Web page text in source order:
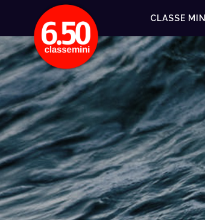
CLASSE MINI